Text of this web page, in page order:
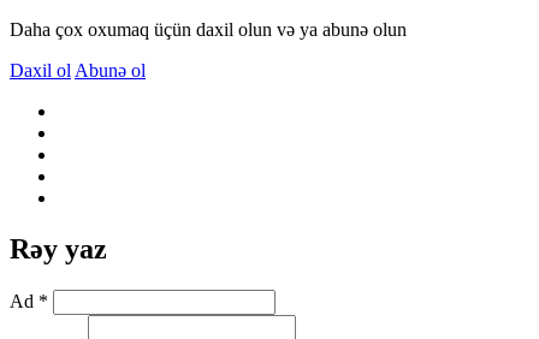
Daha çox oxumaq üçün daxil olun və ya abunə olun
Daxil ol Abunə ol
Rəy yaz
Ad *